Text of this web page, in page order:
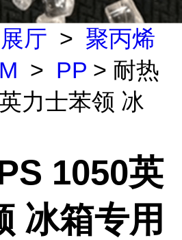
厅 > 聚丙烯
> PP > 耐热
力士苯领 冰
1050英
冰箱专用